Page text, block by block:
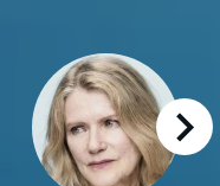
right